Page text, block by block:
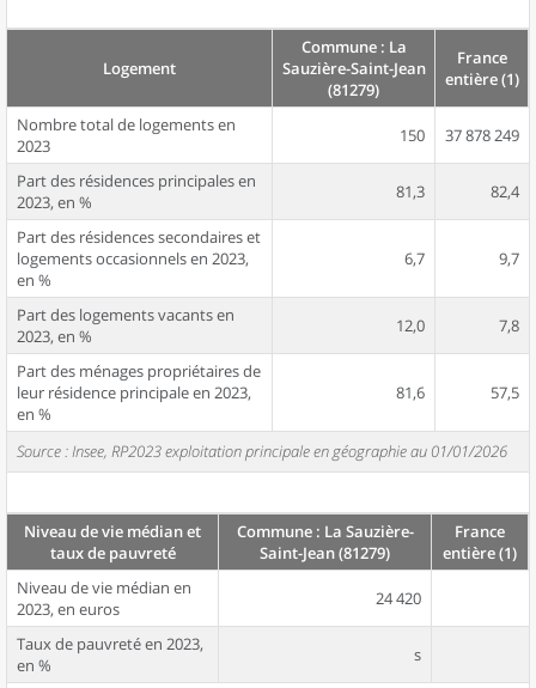
Logement
Commune : La
Sauzière-Saint-Jean
(81279)
France
entière (1)
Nombre total de logements en
2023
150 37 878 249
Part des résidences principales en
2023, en %
81,3 82,4
Part des résidences secondaires et
logements occasionnels en 2023,
en %
6,7 9,7
Part des logements vacants en
2023, en %
12,0 7,8
Part des ménages propriétaires de
leur résidence principale en 2023,
en %
81,6 57,5
Source : Insee, RP2023 exploitation principale en géographie au 01/01/2026
Niveau de vie médian et
taux de pauvreté
Commune : La Sauzière-
Saint-Jean (81279)
France
entière (1)
Niveau de vie médian en
2023, en euros
24 420
Taux de pauvreté en 2023,
en %
s